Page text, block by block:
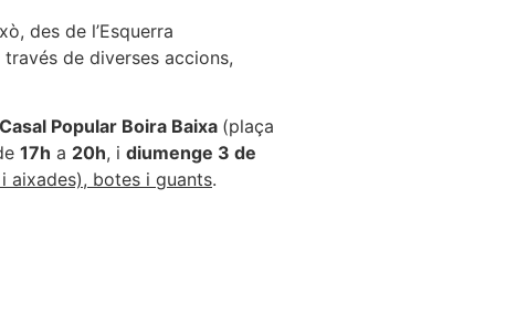
des de l’Esquerra
través de diverses accions,
Casal Popular Boira Baixa (plaça
17h a 20h, i diumenge 3 de
aixades), botes i guants.